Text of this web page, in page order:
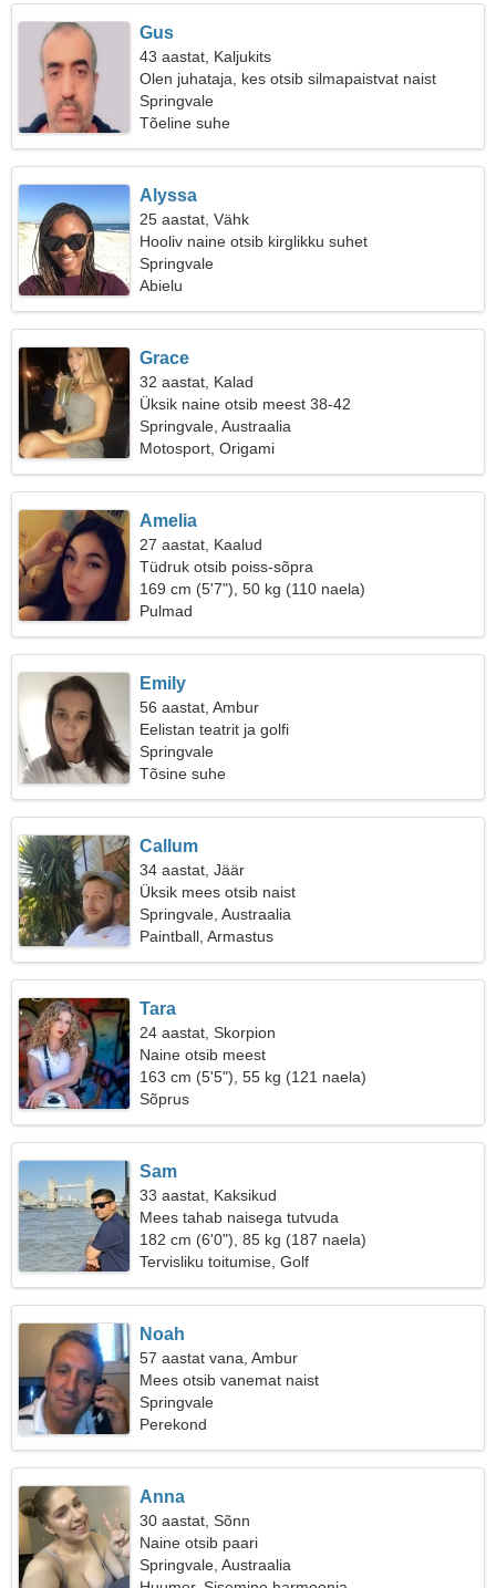
Gus
43 aastat, Kaljukits
Olen juhataja, kes otsib silmapaistvat naist
Springvale
Tõeline suhe
Alyssa
25 aastat, Vähk
Hooliv naine otsib kirglikku suhet
Springvale
Abielu
Grace
32 aastat, Kalad
Üksik naine otsib meest 38-42
Springvale, Austraalia
Motosport, Origami
Amelia
27 aastat, Kaalud
Tüdruk otsib poiss-sõpra
169 cm (5'7"), 50 kg (110 naela)
Pulmad
Emily
56 aastat, Ambur
Eelistan teatrit ja golfi
Springvale
Tõsine suhe
Callum
34 aastat, Jäär
Üksik mees otsib naist
Springvale, Austraalia
Paintball, Armastus
Tara
24 aastat, Skorpion
Naine otsib meest
163 cm (5'5"), 55 kg (121 naela)
Sõprus
Sam
33 aastat, Kaksikud
Mees tahab naisega tutvuda
182 cm (6'0"), 85 kg (187 naela)
Tervisliku toitumise, Golf
Noah
57 aastat vana, Ambur
Mees otsib vanemat naist
Springvale
Perekond
Anna
30 aastat, Sõnn
Naine otsib paari
Springvale, Austraalia